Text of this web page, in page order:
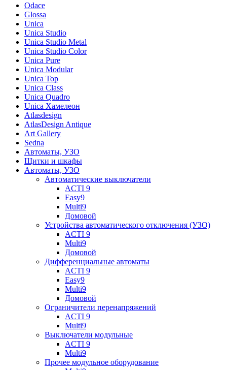
Odace
Glossa
Unica
Unica Studio
Unica Studio Metal
Unica Studio Color
Unica Pure
Unica Modular
Unica Top
Unica Class
Unica Quadro
Unica Хамелеон
Atlasdesign
AtlasDesign Antique
Art Gallery
Sedna
Автоматы, УЗО
Щитки и шкафы
Автоматы, УЗО
Автоматические выключатели
ACTI 9
Easy9
Multi9
Домовой
Устройства автоматического отключения (УЗО)
ACTI 9
Multi9
Домовой
Дифференциальные автоматы
ACTI 9
Easy9
Multi9
Домовой
Ограничители перенапряжений
ACTI 9
Multi9
Выключатели модульные
ACTI 9
Multi9
Прочее модульное оборудование